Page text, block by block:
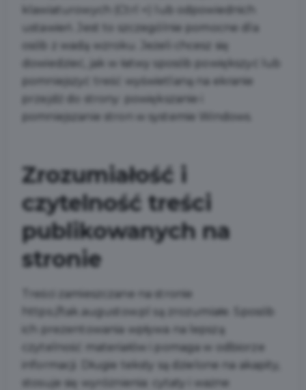
klawiaturowych (Ctrl +) lub odpowiednich
ustawień. Jest to szczególnie pomocne dla
osób z wadą wzroku. Jeżeli chcesz się
dowiedzieć, jak w łatwy sposób powiększyć lub
pomniejszyć treść wyświetlaną na ekranie
przejdź do strony: powiększanie i
pomniejszanie stron w systemie Windows.
Zrozumiałość i
czytelność treści
publikowanych na
stronie
Treści zamieszczane na stronie
https://tak.augustow.pl są zrozumiałe. Sposób
ich prezentowania wpływa na lepszą
czytelność materiałów i pomaga w odbiorze
informacji. Długie teksty są dzielone na akapity,
stosuje się wyróżnienia: cytaty i ważne